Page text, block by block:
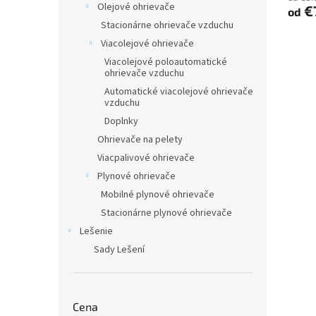
Olejové ohrievače
Stacionárne ohrievače vzduchu
Viacolejové ohrievače
Viacolejové poloautomatické
ohrievače vzduchu
Automatické viacolejové ohrievače
vzduchu
Doplnky
Ohrievače na pelety
Viacpalivové ohrievače
Plynové ohrievače
Mobilné plynové ohrievače
Stacionárne plynové ohrievače
Lešenie
Sady Lešení
Cena
od